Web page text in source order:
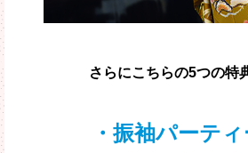
さらにこちらの5つの特
・振袖パーテ